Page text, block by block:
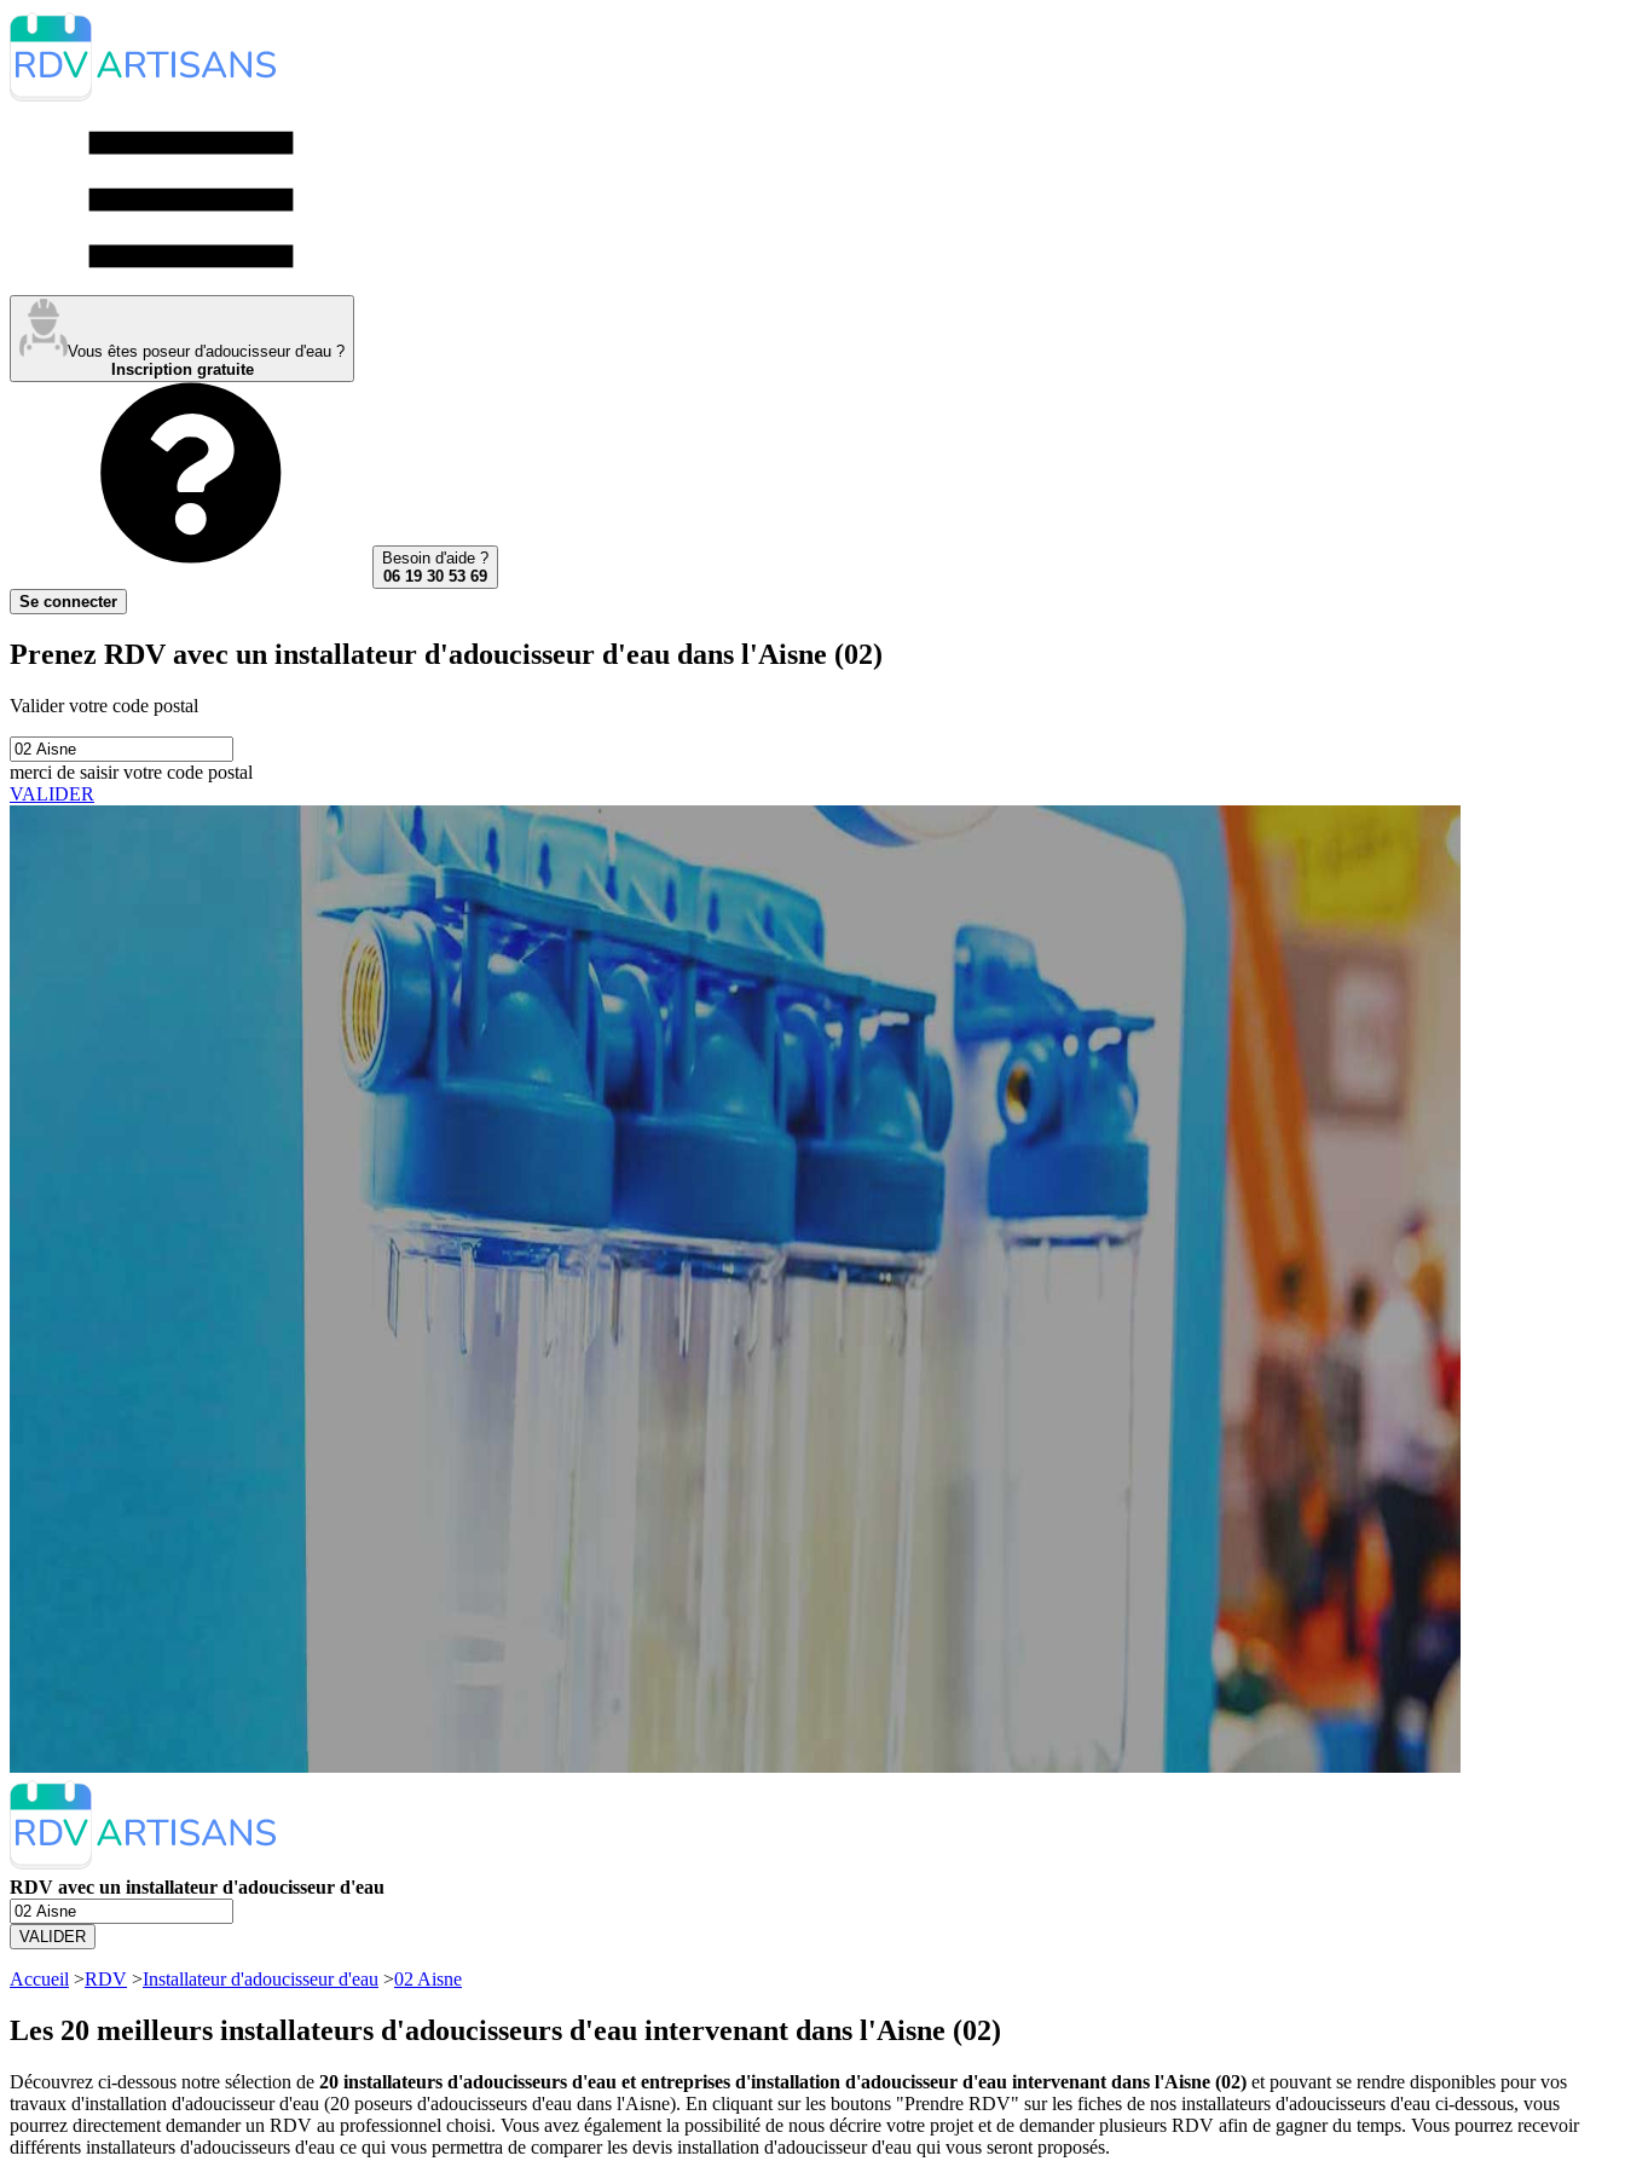
Vous êtes poseur d'adoucisseur d'eau ?
Inscription gratuite
Besoin d'aide ?
06 19 30 53 69
Se connecter
Prenez RDV avec un installateur d'adoucisseur d'eau dans l'Aisne (02)
Valider votre code postal
merci de saisir votre code postal
VALIDER
RDV avec un installateur d'adoucisseur d'eau
VALIDER
Accueil >RDV >Installateur d'adoucisseur d'eau >02 Aisne
Les 20 meilleurs installateurs d'adoucisseurs d'eau intervenant dans l'Aisne (02)
Découvrez ci-dessous notre sélection de 20 installateurs d'adoucisseurs d'eau et entreprises d'installation d'adoucisseur d'eau intervenant dans l'Aisne (02) et pouvant se rendre disponibles pour vos
travaux d'installation d'adoucisseur d'eau (20 poseurs d'adoucisseurs d'eau dans l'Aisne). En cliquant sur les boutons "Prendre RDV" sur les fiches de nos installateurs d'adoucisseurs d'eau ci-dessous, vous
pourrez directement demander un RDV au professionnel choisi. Vous avez également la possibilité de nous décrire votre projet et de demander plusieurs RDV afin de gagner du temps. Vous pourrez recevoir
différents installateurs d'adoucisseurs d'eau ce qui vous permettra de comparer les devis installation d'adoucisseur d'eau qui vous seront proposés.